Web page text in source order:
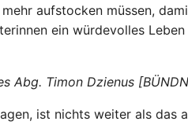
aufstocken müssen,
ein würdevolles
Abg. Timon Dzienus
ist nichts weiter als das